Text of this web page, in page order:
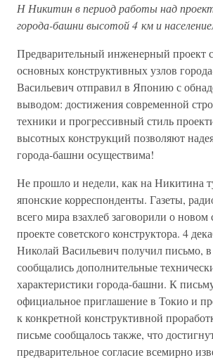
Н Никитин в период работы над
города-башни высотой 4 км и
Предварительный инженерный проект
основных конструктивных узлов
Васильевич отправил в Японию с
выводом: достижения современной
техники и прогрессивный стиль
высотных конструкций позволяют
города-башни осуществима!
Не прошло и недели, как на Никитина
японские корреспонденты. Газеты,
всего мира взахлеб заговорили о новом
проекте советского конструктора. 4
Николай Васильевич получил письмо,
сообщались дополнительные
характеристики города-башни. К
официальное приглашение в Токио и
к конкретной конструктивной
письме сообщалось также, что
предварительное согласие всемирно